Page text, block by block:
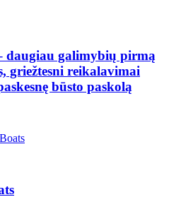
daugiau galimybių pirmą
griežtesni reikalavimai
būsto paskolą